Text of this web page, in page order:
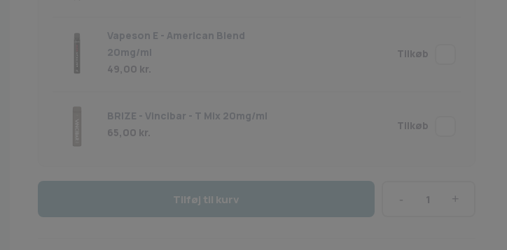
Vapeson E - American Blend
20mg/ml
49,00 kr.
BRIZE - Vincibar - T Mix 20mg/ml
65,00 kr.
Tilføj til kurv